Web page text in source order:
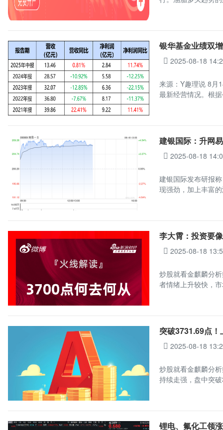
银华基金业绩双
2025-08-18
来源：Y趣理说 8月
最新经营情况。根
建银国际：升网
2025-08-18
建银国际发布研报
现强劲，加上丰富
李大霄：投资要
2025-08-18
炒股就看金麒麟分
者情绪上升较快，
突破3731.69点
2025-08-18
炒股就看金麒麟分
持续走强，盘中突
锂电、氟化工领